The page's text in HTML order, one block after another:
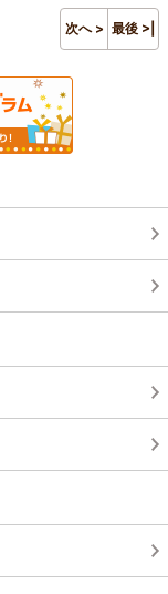
次へ > 最後 >|